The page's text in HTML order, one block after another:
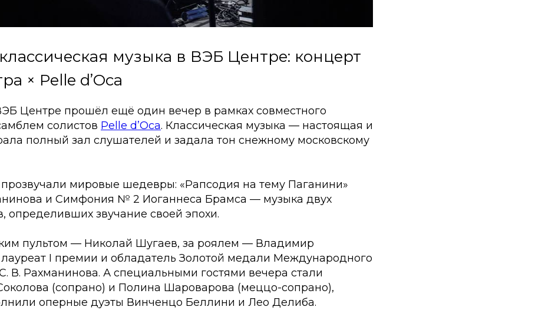
музыка в ВЭБ Центре: концерт
× Pelle d’Oca
Центре прошёл ещё один вечер в рамках совместного
солистов Pelle d’Oca. Классическая музыка — настоящая и
полный зал слушателей и задала тон снежному московскому
мировые шедевры: «Рапсодия на тему Паганини»
и Симфония № 2 Иоганнеса Брамса — музыка двух
определивших звучание своей эпохи.
пультом — Николай Шугаев, за роялем — Владимир
I премии и обладатель Золотой медали Международного
В. Рахманинова. А специальными гостями вечера стали
(сопрано) и Полина Шароварова (меццо-сопрано),
оперные дуэты Винченцо Беллини и Лео Делиба.